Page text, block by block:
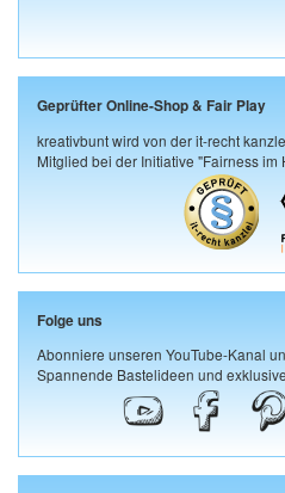
Geprüfter Online-Shop & Fair Play
kreativbunt wird von der it-recht
Mitglied bei der Initiative "Fairness im
Folge uns
Abonniere unseren YouTube-Kanal
Spannende Bastelideen und